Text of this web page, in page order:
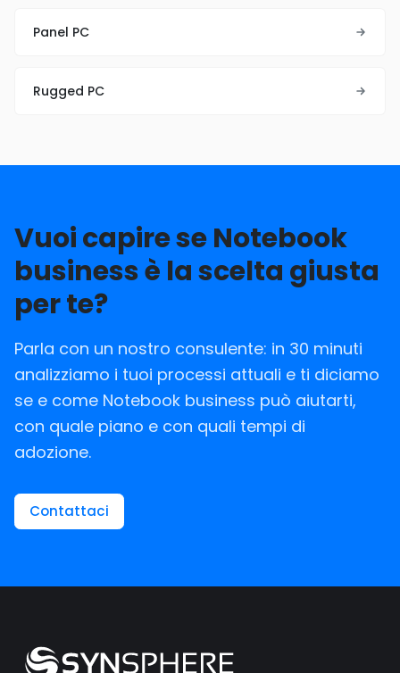
Panel PC
Rugged PC
Vuoi capire se Notebook
business è la scelta giusta
per te?
Parla con un nostro consulente: in 30 minuti
analizziamo i tuoi processi attuali e ti diciamo
se e come Notebook business può aiutarti,
con quale piano e con quali tempi di
adozione.
Contattaci